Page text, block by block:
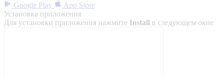
Google Play
App Store
Установка приложения
Для установки приложения нажмите Install в следующем окне